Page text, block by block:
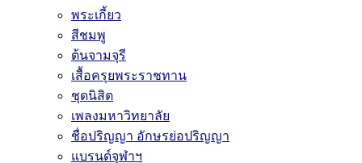
พระเกี้ยว
สีชมพู
ต้นจามจุรี
เสื้อครุยพระราชทาน
ชุดนิสิต
เพลงมหาวิทยาลัย
ชื่อปริญญา อักษรย่อปริญญา
แบรนด์จุฬาฯ